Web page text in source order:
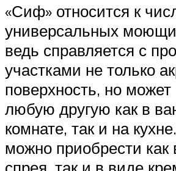
«Сиф» относится к
универсальных
ведь справляется с
участками не только
поверхность, но может
любую другую как в
комнате, так и на
можно приобрести как